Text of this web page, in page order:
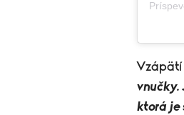
Vzápätí
vnučky.
ktorá je